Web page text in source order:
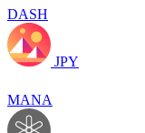
DASH
JPY
MANA